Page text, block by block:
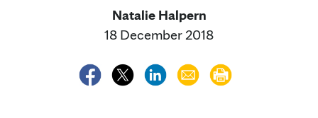
Natalie Halpern
18 December 2018